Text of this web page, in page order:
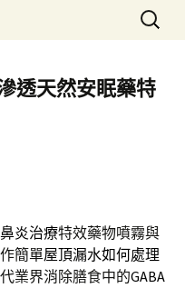
搜
尋
鍵
字:
透天然安眠藥特
炎治療特效藥物噴霧與
簡單屋頂漏水如何處理
業界消除膳食中的GABA